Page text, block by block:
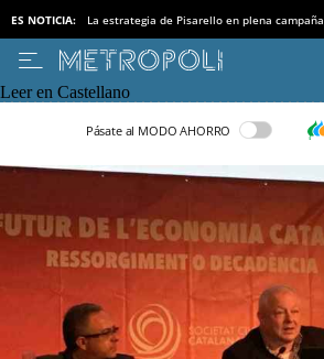
ES NOTICIA: La estrategia de Pisarello en plena campaña
Leer en Castellano
Pásate al MODO AHORRO